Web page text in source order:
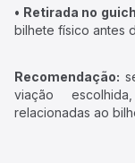
• Retirada no
bilhete físico antes
Recomendação:
viação
relacionadas ao